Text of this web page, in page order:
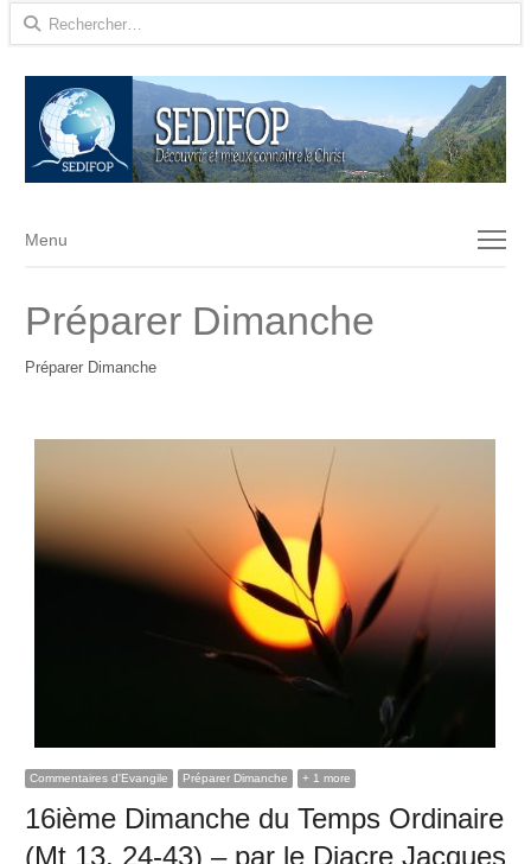
Rechercher :
Menu
Menu
Préparer Dimanche
Préparer Dimanche
Commentaires d'Evangile Préparer Dimanche + 1 more
16ième Dimanche du Temps Ordinaire
(Mt 13, 24-43) – par le Diacre Jacques